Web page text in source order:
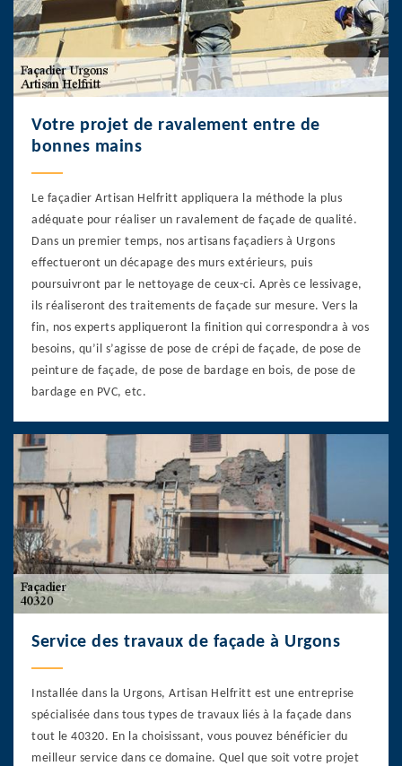
Votre projet de ravalement entre de
bonnes mains
Le façadier Artisan Helfritt appliquera la méthode la plus
adéquate pour réaliser un ravalement de façade de qualité.
Dans un premier temps, nos artisans façadiers à Urgons
effectueront un décapage des murs extérieurs, puis
poursuivront par le nettoyage de ceux-ci. Après ce lessivage,
ils réaliseront des traitements de façade sur mesure. Vers la
fin, nos experts appliqueront la finition qui correspondra à vos
besoins, qu’il s’agisse de pose de crépi de façade, de pose de
peinture de façade, de pose de bardage en bois, de pose de
bardage en PVC, etc.
Service des travaux de façade à Urgons
Installée dans la Urgons, Artisan Helfritt est une entreprise
spécialisée dans tous types de travaux liés à la façade dans
tout le 40320. En la choisissant, vous pouvez bénéficier du
meilleur service dans ce domaine. Quel que soit votre projet